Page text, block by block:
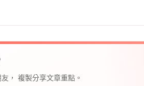
， 複製分享文章重點。